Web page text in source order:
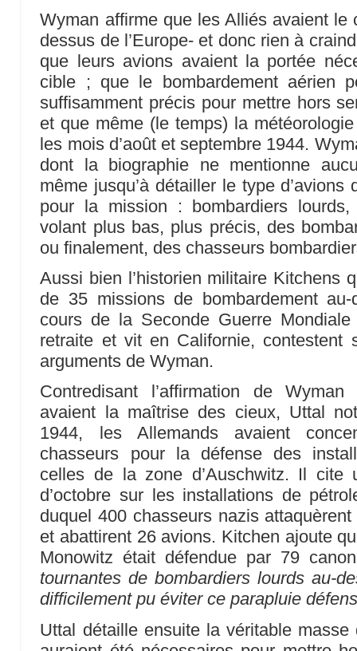
Wyman affirme que les Alliés avaient le
dessus de l’Europe- et donc rien à
que leurs avions avaient la portée
cible ; que le bombardement aérien
suffisamment précis pour mettre hors
et que même (le temps) la
les mois d’août et septembre 1944.
dont la biographie ne mentionne
même jusqu’à détailler le type
pour la mission : bombardiers
volant plus bas, plus précis, des
ou finalement, des chasseurs
Aussi bien l’historien militaire Kitchens
de 35 missions de bombardement au-
cours de la Seconde Guerre
retraite et vit en Californie, contestent
arguments de Wyman.
Contredisant l’affirmation de
avaient la maîtrise des cieux, Uttal
1944, les Allemands avaient
chasseurs pour la défense des
celles de la zone d’Auschwitz. Il cite
d’octobre sur les installations de
duquel 400 chasseurs nazis
et abattirent 26 avions. Kitchen ajoute
Monowitz était défendue par 79
tournantes de bombardiers lourds au-
difficilement pu éviter ce parapluie
Uttal détaille ensuite la véritable masse